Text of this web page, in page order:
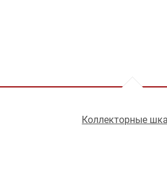
Коллекторные